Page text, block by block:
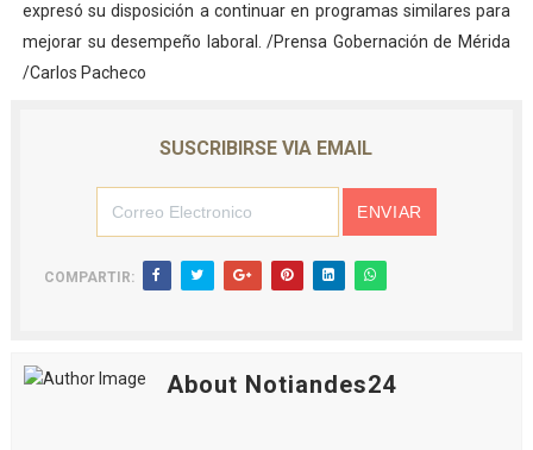
expresó su disposición a continuar en programas similares para
mejorar su desempeño laboral. /Prensa Gobernación de Mérida
/Carlos Pacheco
SUSCRIBIRSE VIA EMAIL
COMPARTIR:
About Notiandes24